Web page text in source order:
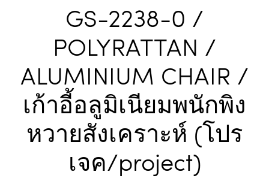
GS-2238-0 /
POLYRATTAN /
ALUMINIUM CHAIR /
เก้าอี้อลูมิเนียมพนักพิง
หวายสังเคราะห์ (โปร
เจค/project)